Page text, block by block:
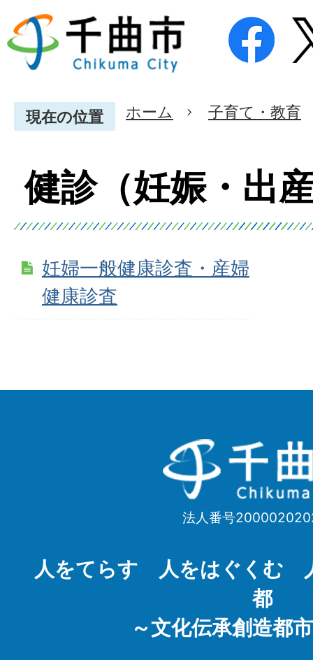
現在の位置 ホーム 子育て・教育
健診（妊娠・出
妊婦一般健康診査・産婦
健康診査
千
曲
Chikuma
法人番号
人をてらす 人をはぐくむ
都
～文化伝承創造都